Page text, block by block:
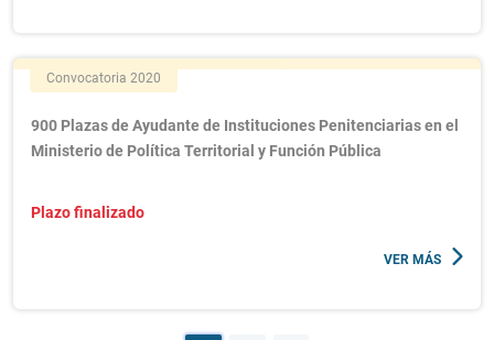
Convocatoria 2020
900 Plazas de Ayudante de Instituciones Penitenciarias en el
Ministerio de Política Territorial y Función Pública
Plazo finalizado
VER MÁS